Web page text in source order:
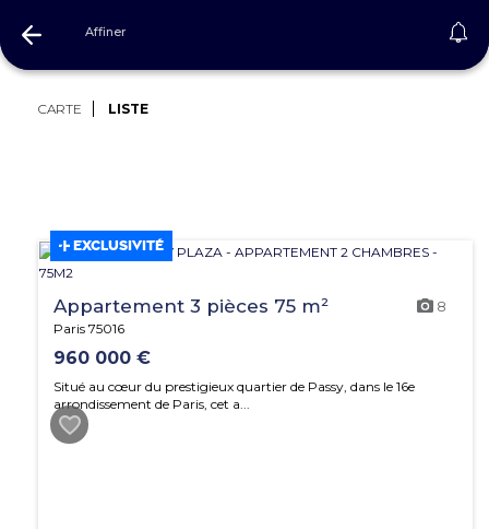
Immobilier Paris (75)
Affiner
CARTE LISTE
EXCLUSIVITÉ
Appartement 3 pièces 75 m² 8
Paris 75016
960 000 €
Situé au cœur du prestigieux quartier de Passy, dans le 16e
arrondissement de Paris, cet a...